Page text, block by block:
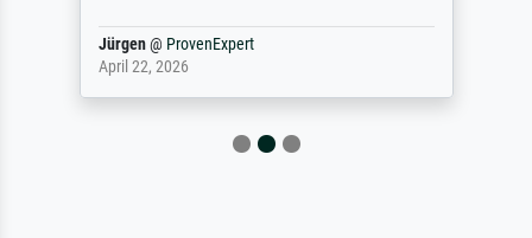
Jürgen@ ProvenExpert
April 22, 2026